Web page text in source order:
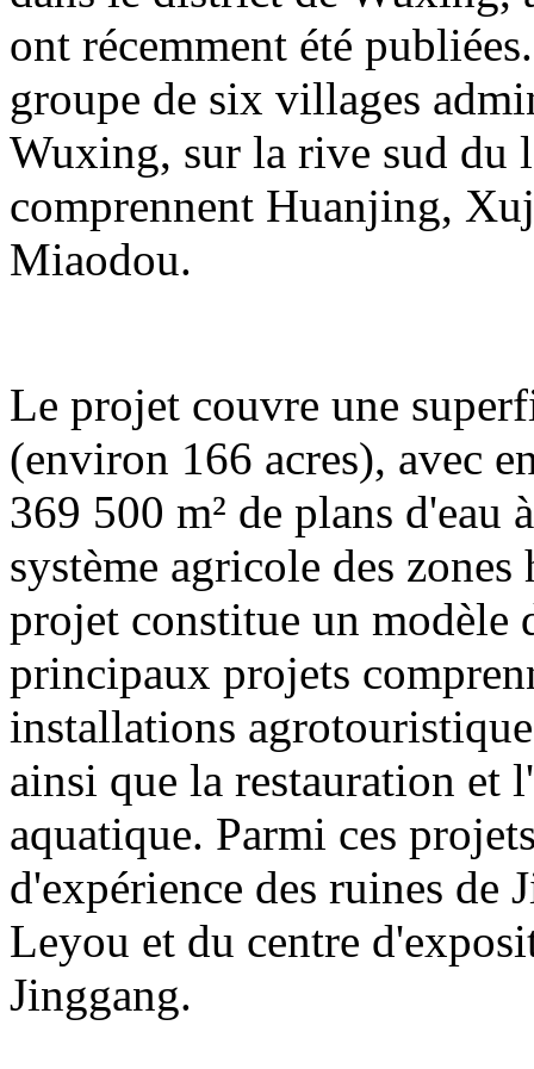
ont récemment été
groupe de six villages
Wuxing, sur la rive sud du
comprennent Huanjing,
Miaodou.
Le projet couvre une
(environ 166 acres), avec
369 500 m² de plans d'eau
système agricole des
projet constitue un modèle
principaux projets
installations
ainsi que la restauration et
aquatique. Parmi ces
d'expérience des ruines de
Leyou et du centre
Jinggang.